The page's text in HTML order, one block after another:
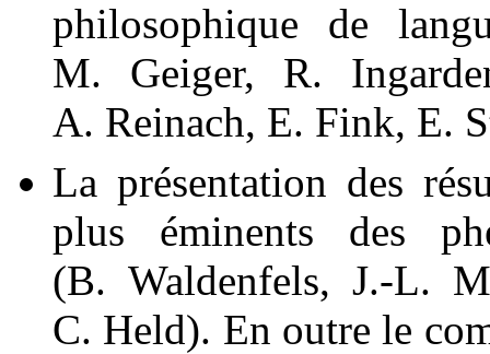
philosophique de
M. Geiger, R.
A. Reinach, E. Fink, E.
La présentation des
plus éminents des
(B. Waldenfels, J.-L.
C. Held). En outre le